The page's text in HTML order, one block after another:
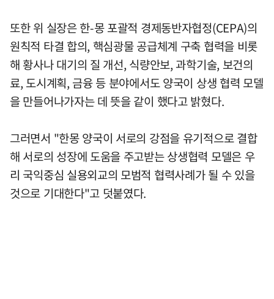
또한 위 실장은 한-몽 포괄적 경제동반자협정(CEPA)의
원칙적 타결 합의, 핵심광물 공급체계 구축 협력을 비롯
해 황사나 대기의 질 개선, 식량안보, 과학기술, 보건의
료, 도시계획, 금융 등 분야에서도 양국이 상생 협력 모델
을 만들어나가자는 데 뜻을 같이 했다고 밝혔다.
그러면서 "한몽 양국이 서로의 강점을 유기적으로 결합
해 서로의 성장에 도움을 주고받는 상생협력 모델은 우
리 국익중심 실용외교의 모범적 협력사례가 될 수 있을
것으로 기대한다"고 덧붙였다.